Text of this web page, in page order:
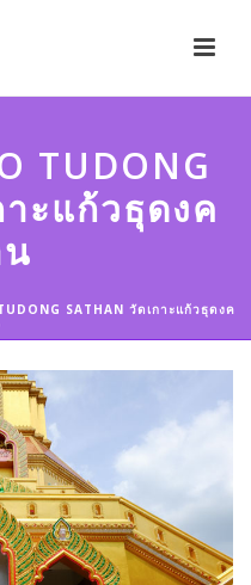
TUDONG
าะแก้วธุดงค
SATHAN วัดเกาะแก้วธุดงค